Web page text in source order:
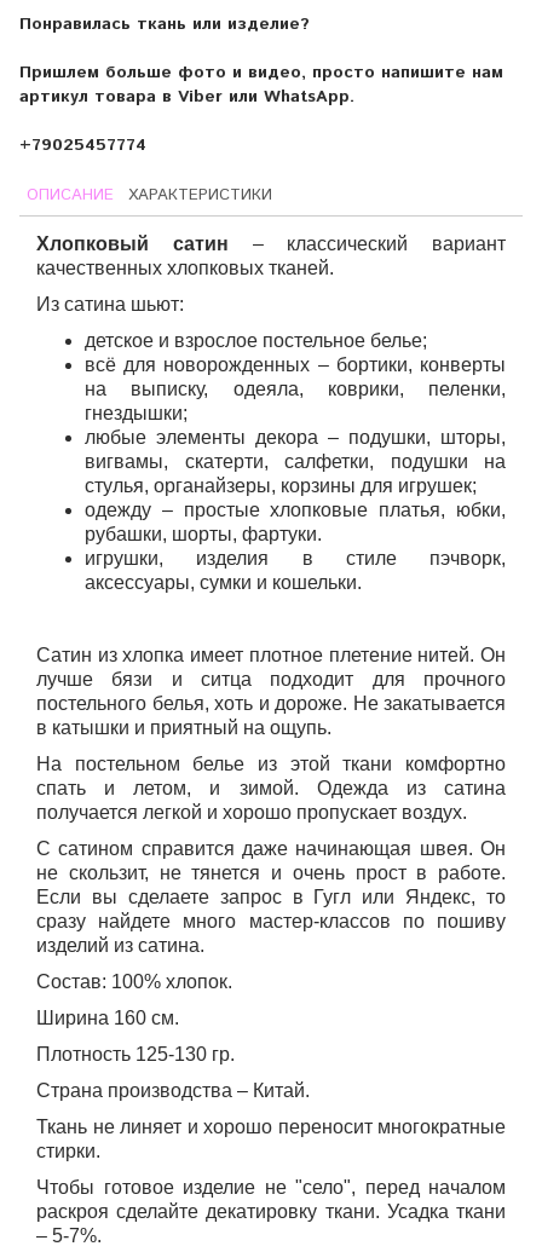
Понравилась ткань или изделие?
Пришлем больше фото и видео, просто напишите нам
артикул товара в Viber или WhatsApp.
+79025457774
ОПИСАНИЕ ХАРАКТЕРИСТИКИ
Хлопковый сатин – классический вариант
качественных хлопковых тканей.
Из сатина шьют:
детское и взрослое постельное белье;
всё для новорожденных – бортики, конверты
на выписку, одеяла, коврики, пеленки,
гнездышки;
любые элементы декора – подушки, шторы,
вигвамы, скатерти, салфетки, подушки на
стулья, органайзеры, корзины для игрушек;
одежду – простые хлопковые платья, юбки,
рубашки, шорты, фартуки.
игрушки, изделия в стиле пэчворк,
аксессуары, сумки и кошельки.
Сатин из хлопка имеет плотное плетение нитей. Он
лучше бязи и ситца подходит для прочного
постельного белья, хоть и дороже. Не закатывается
в катышки и приятный на ощупь.
На постельном белье из этой ткани комфортно
спать и летом, и зимой. Одежда из сатина
получается легкой и хорошо пропускает воздух.
С сатином справится даже начинающая швея. Он
не скользит, не тянется и очень прост в работе.
Если вы сделаете запрос в Гугл или Яндекс, то
сразу найдете много мастер-классов по пошиву
изделий из сатина.
Состав: 100% хлопок.
Ширина 160 см.
Плотность 125-130 гр.
Страна производства – Китай.
Ткань не линяет и хорошо переносит многократные
стирки.
Чтобы готовое изделие не "село", перед началом
раскроя сделайте декатировку ткани. Усадка ткани
– 5-7%.